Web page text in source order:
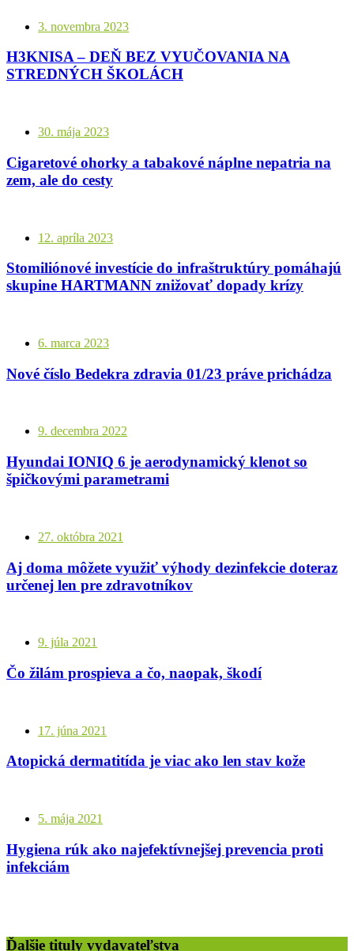
3. novembra 2023
H3KNISA – DEŇ BEZ VYUČOVANIA NA
STREDNÝCH ŠKOLÁCH
30. mája 2023
Cigaretové ohorky a tabakové náplne nepatria na
zem, ale do cesty
12. apríla 2023
Stomiliónové investície do infraštruktúry pomáhajú
skupine HARTMANN znižovať dopady krízy
6. marca 2023
Nové číslo Bedekra zdravia 01/23 práve prichádza
9. decembra 2022
Hyundai IONIQ 6 je aerodynamický klenot so
špičkovými parametrami
27. októbra 2021
Aj doma môžete využiť výhody dezinfekcie doteraz
určenej len pre zdravotníkov
9. júla 2021
Čo žilám prospieva a čo, naopak, škodí
17. júna 2021
Atopická dermatitída je viac ako len stav kože
5. mája 2021
Hygiena rúk ako najefektívnejšej prevencia proti
infekciám
Ďalšie tituly vydavateľstva